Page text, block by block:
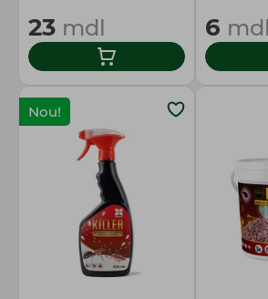
23 mdl 6 mdl
Nou!